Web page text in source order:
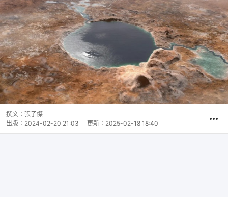
撰文： 張子傑
出版： 2024-02-20 21:03 更新： 2025-02-18 18:40